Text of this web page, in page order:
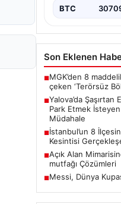
BTC
Son Eklenen
■MGK’den 8
çeken ‘Terörsüz
■Yalova’da
Park Etmek
Müdahale
■İstanbul’un 8
Kesintisi
■Açık Alan
mutfağı Çözümleri
■Messi, Dünya